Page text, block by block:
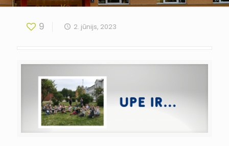
9 2. jūnijs, 2023